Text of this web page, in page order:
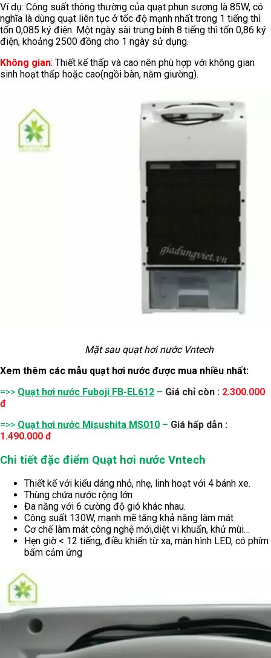
Ví dụ: Công suất thông thường của quạt phun sương là 85W, có
nghĩa là dùng quạt liên tục ở tốc độ mạnh nhất trong 1 tiếng thì
tốn 0,085 ký điện. Một ngày sài trung bính 8 tiếng thì tốn 0,86 ký
điện, khoảng 2500 đồng cho 1 ngày sử dụng.
Không gian: Thiết kế thấp và cao nên phù hợp với không gian
sinh hoạt thấp hoặc cao(ngồi bàn, nằm giường).
Mặt sau quạt hơi nước Vntech
Xem thêm các mẫu quạt hơi nước được mua nhiều nhất:
=>> Quạt hơi nước Fuboji FB-EL612 – Giá chỉ còn : 2.300.000
đ
=>> Quạt hơi nước Misushita MS010 – Giá hấp dẫn :
1.490.000 đ
Chi tiết đặc điểm Quạt hơi nước Vntech
Thiết kế với kiểu dáng nhỏ, nhẹ, linh hoạt với 4 bánh xe.
Thùng chứa nước rộng lớn
Đa năng với 6 cường độ gió khác nhau.
Công suất 130W, mạnh mẽ tăng khả năng làm mát
Cơ chế làm mát công nghệ mới,diệt vi khuẩn, khử mùi…
Hẹn giờ < 12 tiếng, điều khiển từ xa, màn hình LED, có phím
bấm cảm ứng